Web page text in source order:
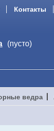
Контакты
(пусто)
ведра